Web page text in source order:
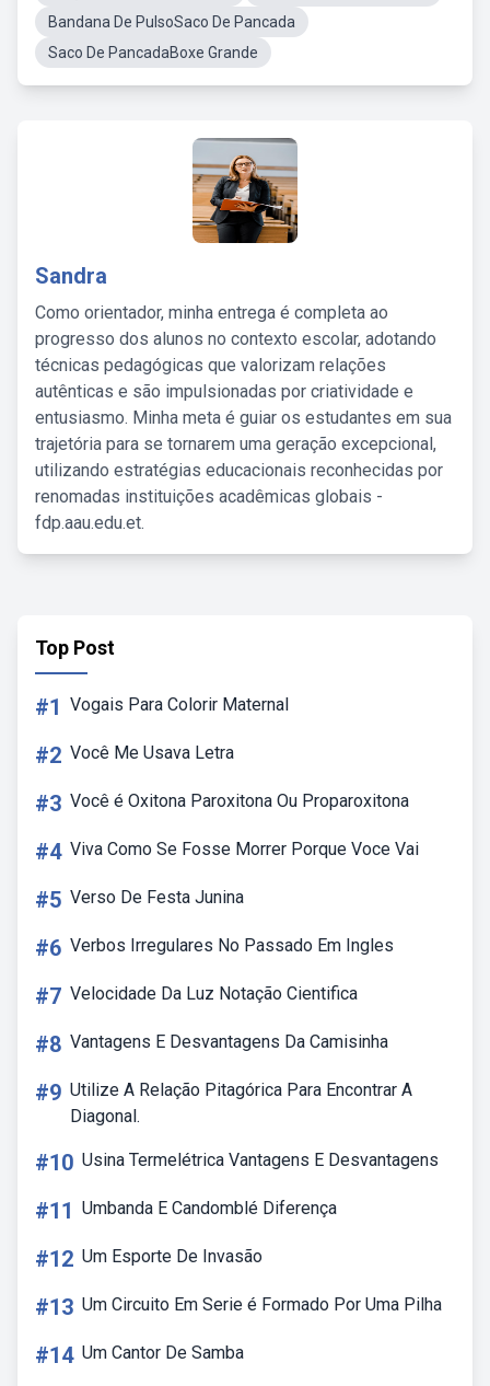
Bandana De PulsoSaco De Pancada
Saco De PancadaBoxe Grande
Sandra
Como orientador, minha entrega é completa ao
progresso dos alunos no contexto escolar, adotando
técnicas pedagógicas que valorizam relações
autênticas e são impulsionadas por criatividade e
entusiasmo. Minha meta é guiar os estudantes em sua
trajetória para se tornarem uma geração excepcional,
utilizando estratégias educacionais reconhecidas por
renomadas instituições acadêmicas globais -
fdp.aau.edu.et.
Top Post
#1 Vogais Para Colorir Maternal
#2 Você Me Usava Letra
#3 Você é Oxitona Paroxitona Ou Proparoxitona
#4 Viva Como Se Fosse Morrer Porque Voce Vai
#5 Verso De Festa Junina
#6 Verbos Irregulares No Passado Em Ingles
#7 Velocidade Da Luz Notação Cientifica
#8 Vantagens E Desvantagens Da Camisinha
#9 Utilize A Relação Pitagórica Para Encontrar A
Diagonal.
#10 Usina Termelétrica Vantagens E Desvantagens
#11 Umbanda E Candomblé Diferença
#12 Um Esporte De Invasão
#13 Um Circuito Em Serie é Formado Por Uma Pilha
#14 Um Cantor De Samba